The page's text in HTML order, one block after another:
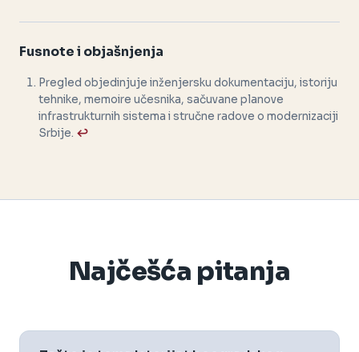
Fusnote i objašnjenja
Pregled objedinjuje inženjersku dokumentaciju, istoriju
tehnike, memoire učesnika, sačuvane planove
infrastrukturnih sistema i stručne radove o modernizaciji
Srbije. ↩
Najčešća pitanja